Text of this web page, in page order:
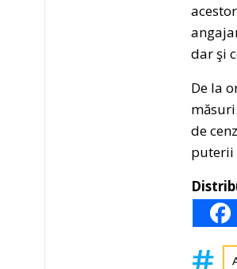
dar şi
De la
de
puterii